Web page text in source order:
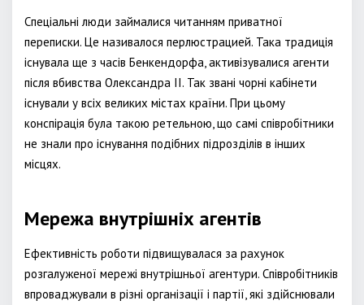
Спеціальні люди займалися читанням приватної
переписки. Це називалося перлюстрацией. Така традиція
існувала ще з часів Бенкендорфа, активізувалися агенти
після вбивства Олександра II. Так звані чорні кабінети
існували у всіх великих містах країни. При цьому
конспірація була такою ретельною, що самі співробітники
не знали про існування подібних підрозділів в інших
місцях.
Мережа внутрішніх агентів
Ефективність роботи підвищувалася за рахунок
розгалуженої мережі внутрішньої агентури. Співробітників
впроваджували в різні організації і партії, які здійснювали